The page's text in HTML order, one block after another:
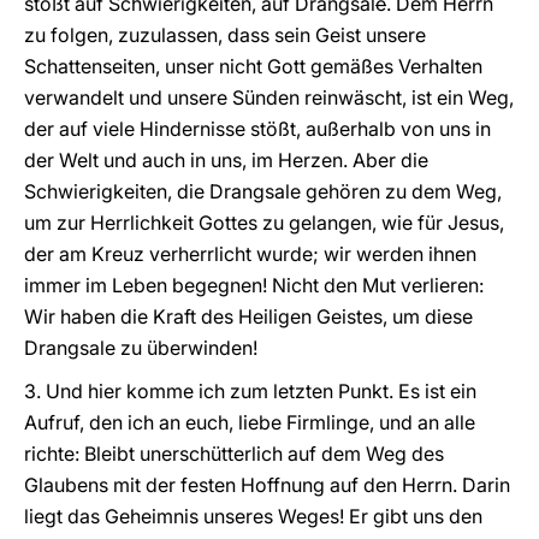
zu folgen, zuzulassen, dass sein Geist unsere
Schattenseiten, unser nicht Gott gemäßes Verhalten
verwandelt und unsere Sünden reinwäscht, ist ein Weg,
der auf viele Hindernisse stößt, außerhalb von uns in
der Welt und auch in uns, im Herzen. Aber die
Schwierigkeiten, die Drangsale gehören zu dem Weg,
um zur Herrlichkeit Gottes zu gelangen, wie für Jesus,
der am Kreuz verherrlicht wurde; wir werden ihnen
immer im Leben begegnen! Nicht den Mut verlieren:
Wir haben die Kraft des Heiligen Geistes, um diese
Drangsale zu überwinden!
3. Und hier komme ich zum letzten Punkt. Es ist ein
Aufruf, den ich an euch, liebe Firmlinge, und an alle
richte: Bleibt unerschütterlich auf dem Weg des
Glaubens mit der festen Hoffnung auf den Herrn. Darin
liegt das Geheimnis unseres Weges! Er gibt uns den